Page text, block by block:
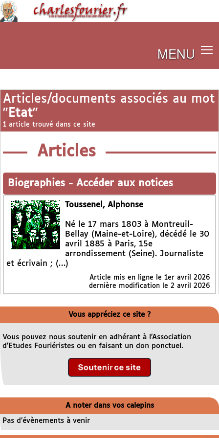
MENU
Articles/documents associés au mot
" Etat"
1 article trouvé dans ce site
Articles
Biographies - Accéder aux notices
Toussenel, Alphonse
Né le 17 mars 1803 à Montreuil-
Bellay (Maine-et-Loire), décédé le 30
avril 1885 à Paris, 15e
arrondissement (Seine). Journaliste
et écrivain ; (…)
Article mis en ligne le 1er avril 2026
dernière modification le 2 avril 2026
Vous appréciez ce site ?
Vous pouvez nous soutenir en adhérant à l’Association
d’Etudes Fouriéristes ou en faisant un don ponctuel.
A noter dans vos calepins
Pas d’évènements à venir